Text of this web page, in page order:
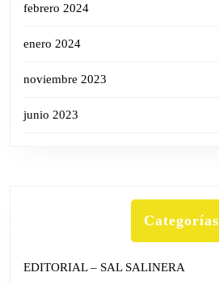
febrero 2024
enero 2024
noviembre 2023
junio 2023
Categorías
EDITORIAL – SAL SALINERA